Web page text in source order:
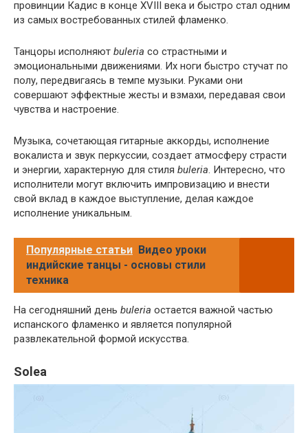
провинции Кадис в конце XVIII века и быстро стал одним
из самых востребованных стилей фламенко.
Танцоры исполняют buleria со страстными и
эмоциональными движениями. Их ноги быстро стучат по
полу, передвигаясь в темпе музыки. Руками они
совершают эффектные жесты и взмахи, передавая свои
чувства и настроение.
Музыка, сочетающая гитарные аккорды, исполнение
вокалиста и звук перкуссии, создает атмосферу страсти
и энергии, характерную для стиля buleria. Интересно, что
исполнители могут включить импровизацию и внести
свой вклад в каждое выступление, делая каждое
исполнение уникальным.
Популярные статьи Видео уроки
индийские танцы - основы стили
техника
На сегодняшний день buleria остается важной частью
испанского фламенко и является популярной
развлекательной формой искусства.
Solea